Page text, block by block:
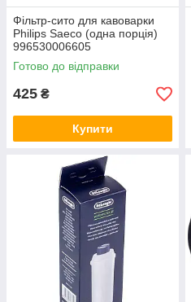
Фільтр-сито для кавоварки
Philips Saeco (одна порція)
996530006605
Готово до відправки
425 ₴
Купити